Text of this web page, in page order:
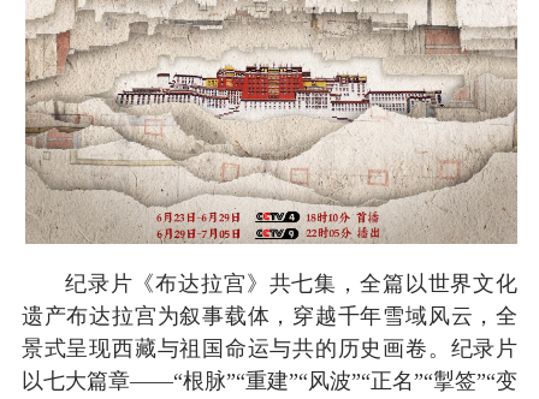
纪录片《布达拉宫》共七集，全篇以世界文化
遗产布达拉宫为叙事载体，穿越千年雪域风云，全
景式呈现西藏与祖国命运与共的历史画卷。纪录片
以七大篇章——“根脉”“重建”“风波”“正名”“掣签”“变